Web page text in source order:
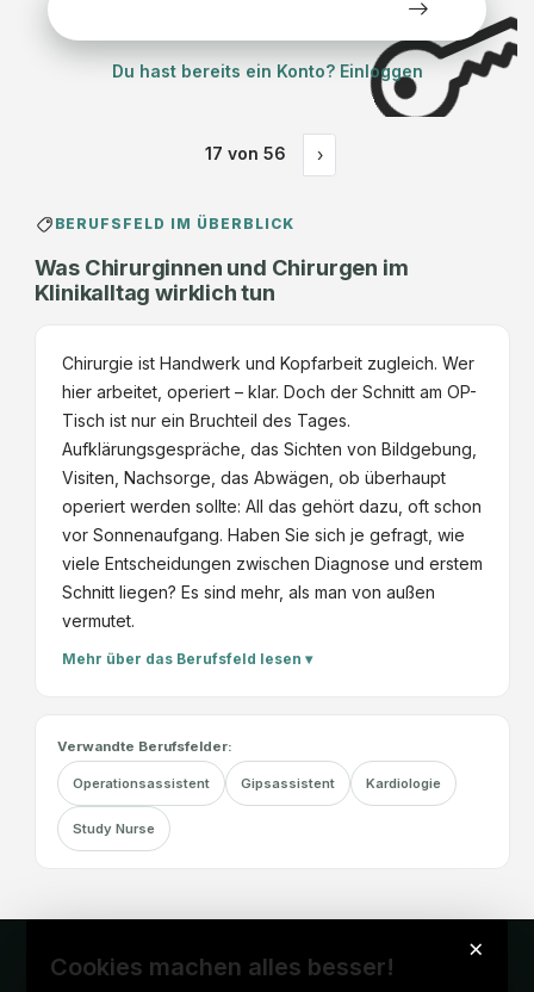
Du hast bereits ein Konto? Einloggen
17 von 56 ›
BERUFSFELD IM ÜBERBLICK
Was Chirurginnen und Chirurgen im
Klinikalltag wirklich tun
Chirurgie ist Handwerk und Kopfarbeit zugleich. Wer
hier arbeitet, operiert – klar. Doch der Schnitt am OP-
Tisch ist nur ein Bruchteil des Tages.
Aufklärungsgespräche, das Sichten von Bildgebung,
Visiten, Nachsorge, das Abwägen, ob überhaupt
operiert werden sollte: All das gehört dazu, oft schon
vor Sonnenaufgang. Haben Sie sich je gefragt, wie
viele Entscheidungen zwischen Diagnose und erstem
Schnitt liegen? Es sind mehr, als man von außen
vermutet.
Mehr über das Berufsfeld lesen ▾
Verwandte Berufsfelder:
Operationsassistent Gipsassistent Kardiologie
Study Nurse
×
Cookies machen alles besser!